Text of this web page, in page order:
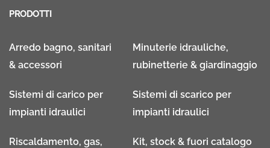
PRODOTTI
Arredo bagno, sanitari
& accessori
Minuterie idrauliche,
rubinetterie & giardinaggio
Sistemi di carico per
impianti idraulici
Sistemi di scarico per
impianti idraulici
Riscaldamento, gas,
Kit, stock & fuori catalogo